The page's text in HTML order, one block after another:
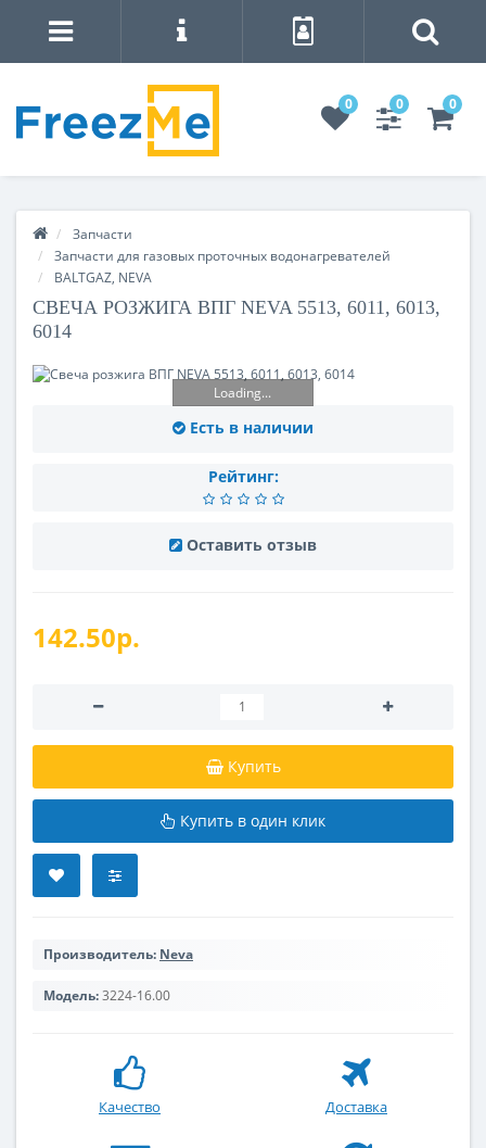
0 0 0
Запчасти
Запчасти для газовых проточных водонагревателей
BALTGAZ, NEVA
CВЕЧА РОЗЖИГА ВПГ NEVA 5513, 6011, 6013,
6014
Loading...
Есть в наличии
Рейтинг:
Оставить отзыв
142.50р.
Купить
Купить в один клик
Производитель: Neva
Модель:3224-16.00
Качество Доставка